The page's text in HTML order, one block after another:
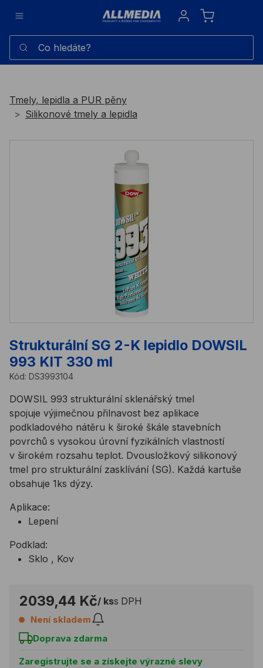
Sign in
Co hledáte?
Tmely, lepidla a PUR pěny
Silikonové tmely a lepidla
Strukturální SG 2-K lepidlo DOWSIL
993 KIT 330 ml
Kód: DS3993104
DOWSIL 993 strukturální sklenářský tmel
spojuje výjimečnou přilnavost bez aplikace
podkladového nátěru k široké škále stavebních
povrchů s vysokou úrovní fyzikálních vlastností
v širokém rozsahu teplot. Dvousložkový silikonový
tmel pro strukturální zasklívání (SG). Každá kartuše
obsahuje 1ks dýzy.
Aplikace:
Lepení
Podklad:
Sklo , Kov
2039,44 Kč/ kss DPH
Není skladem
Doprava zdarma
Zaregistrujte se a získejte výrazné slevy